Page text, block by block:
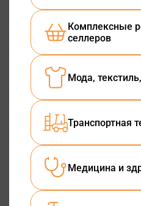
Комплексные
селлеров
Мода,
Транспортная
Медицина и